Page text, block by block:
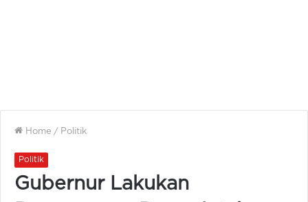
Home / Politik
Politik
Gubernur Lakukan